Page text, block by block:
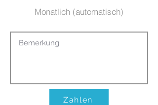
Monatlich (automatisch)
Zahlen